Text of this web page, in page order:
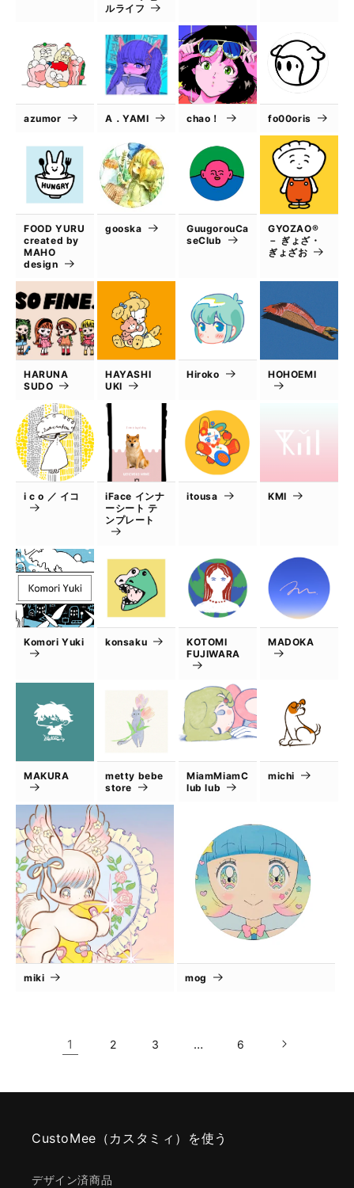
ルライフ
azumor A．YAMI chao！ fo00oris
FOOD YURU
created by
MAHO
design
gooska
GuugorouCa
seClub
GYOZAO®
－ ぎょざ・
ぎょざお
HARUNA
SUDO
HAYASHI
UKI
Hiroko HOHOEMI
i c o ／ イコ
iFace インナ
ーシート テ
ンプレート
itousa KMI
Komori Yuki konsaku
KOTOMI
FUJIWARA
MADOKA
MAKURA
metty bebe
store
MiamMiamC
lub lub
michi
miki mog
1 2 3 … 6
CustoMee（カスタミィ）を使う
デザイン済商品